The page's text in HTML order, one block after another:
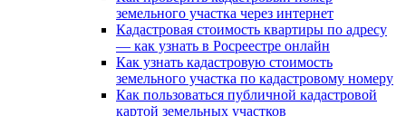
земельного участка через интернет
Кадастровая стоимость квартиры по адресу
— как узнать в Росреестре онлайн
Как узнать кадастровую стоимость
земельного участка по кадастровому номеру
Как пользоваться публичной кадастровой
картой земельных участков